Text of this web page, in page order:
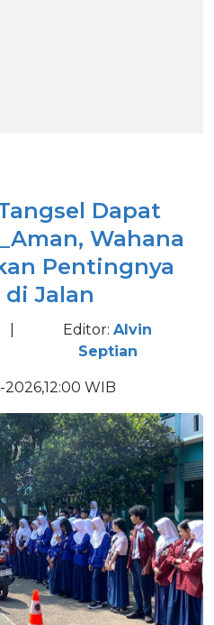
Dapat
Wahana
Pentingnya
Jalan
Editor:Alvin
Septian
2026,12:00 WIB